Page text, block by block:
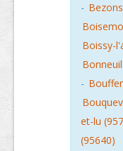
-
Boissy-
-
et-lu
(95640)